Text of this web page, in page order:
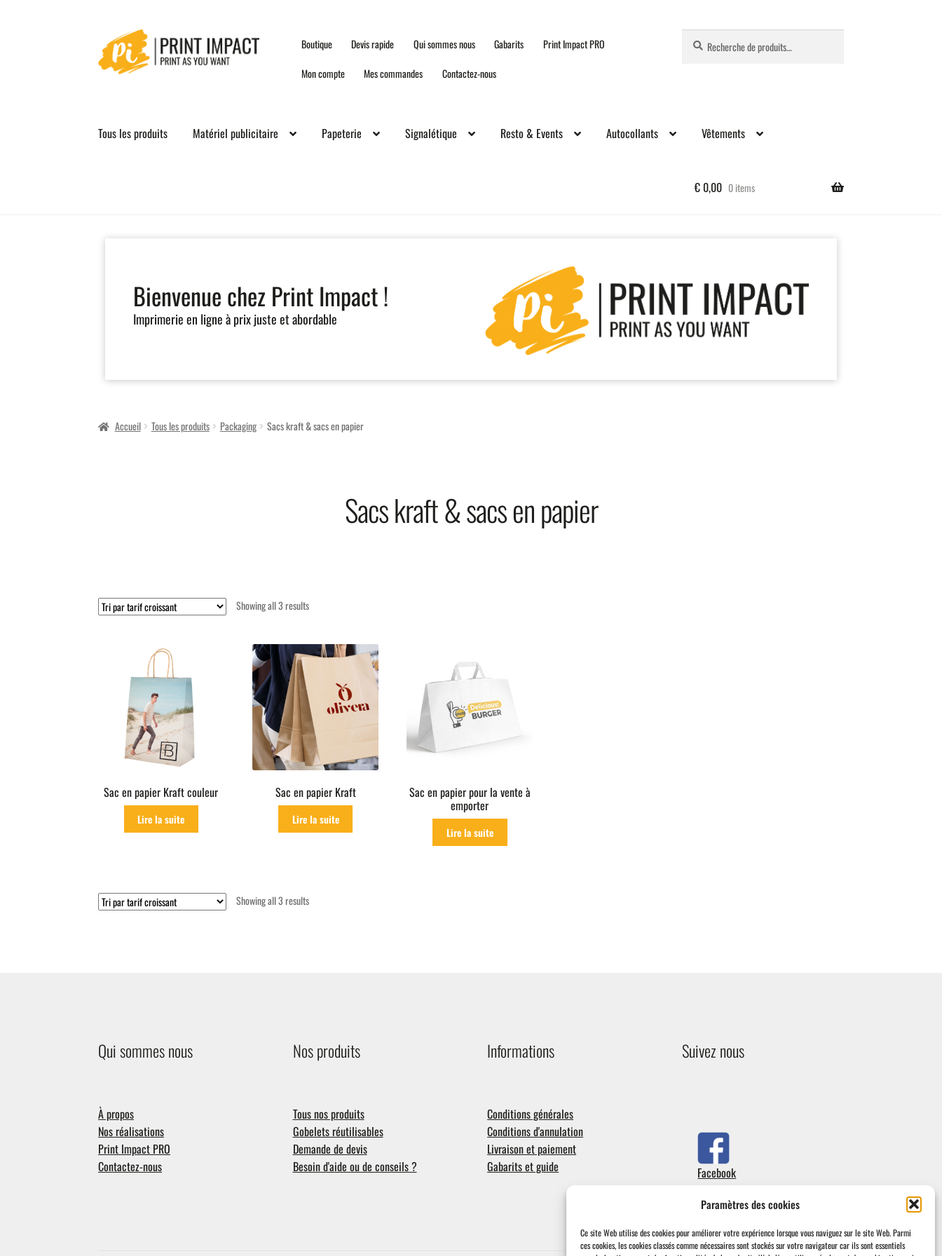
Paramètres des cookies
Ce site Web utilise des cookies pour améliorer votre expérience lorsque vous naviguez sur le site Web.Parmi
ces cookies, les cookies classés comme nécessaires sont stockés sur votre navigateur car ils sont essentiels
Skip
to
navigation
Skip
to
content
Boutique Devis rapide Qui sommes nous Gabarits
Print Impact PRO
Mon compte
Mes commandes Contactez-nous
pour :
Tous les produits Matériel publicitaire Papeterie Signalétique Resto & Events Autocollants Vêtements
€ 0,00 0 items
Bienvenue chez Print Impact !
Imprimerie en ligne à prix juste et abordable
Accueil Tous les produits Packaging Sacs kraft & sacs en papier
Sacs kraft & sacs en papier
Showing all 3 resultsSorted
low
Sac en papier Kraft couleur
Lire la suite
Sac en papier Kraft
Lire la suite
Sac en papier pour la vente à
emporter
Lire la suite
Showing all 3 resultsSorted
Qui sommes nous
À propos
Nos réalisations
Print Impact PRO
Contactez-nous
Nos produits
Tous nos produits
Gobelets réutilisables
Demande de devis
Besoin d'aide ou de conseils ?
Informations
Conditions générales
Conditions d'annulation
Livraison et paiement
Gabarits et guide
Suivez nous
Facebook